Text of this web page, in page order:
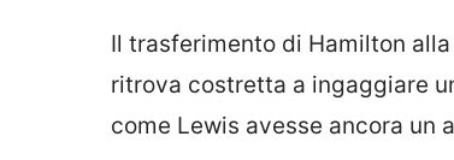
Il trasferimento di Hamilton
ritrova costretta a ingaggiare
come Lewis avesse ancora un